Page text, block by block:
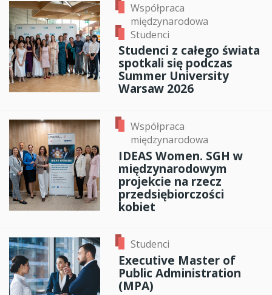
Współpraca
międzynarodowa
Studenci
Studenci z całego świata
spotkali się podczas
Summer University
Warsaw 2026
Współpraca
międzynarodowa
IDEAS Women. SGH w
międzynarodowym
projekcie na rzecz
przedsiębiorczości
kobiet
Studenci
Executive Master of
Public Administration
(MPA)